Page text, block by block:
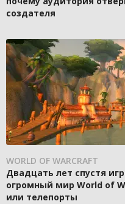
создателя
WORLD OF WARCRAFT
Двадцать лет спустя
огромный мир World of
или телепорты